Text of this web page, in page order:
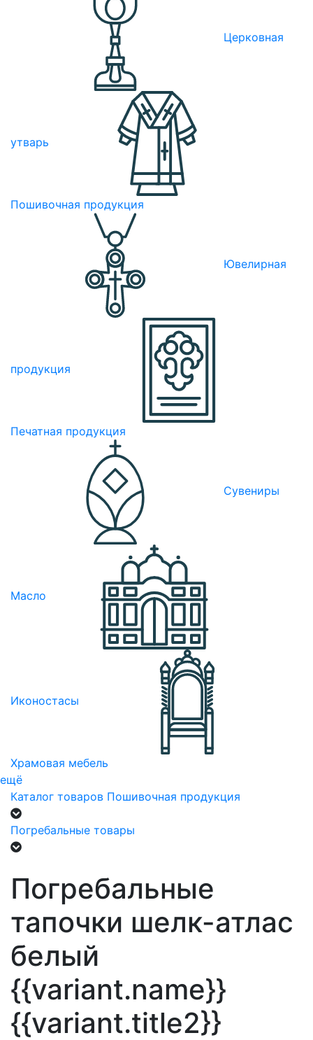
Церковная
утварь
Пошивочная продукция
Ювелирная
продукция
Печатная продукция
Сувениры
Масло
Иконостасы
Храмовая мебель
ещё
Каталог товаров Пошивочная продукция
Погребальные товары
Погребальные
тапочки шелк-атлас
белый
{{variant.name}}
{{variant.title2}}